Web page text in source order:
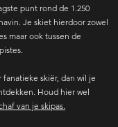
punt rond de 1.250
Je skiet hierdoor zowel
maar ook tussen de
skiër, dan wil je
Houd hier wel
van je skipas.